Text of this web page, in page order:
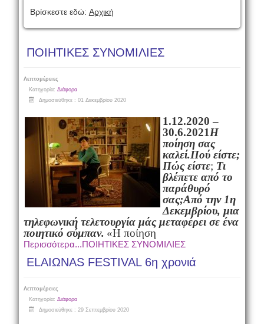
Βρίσκεστε εδώ: Αρχική
ΠΟΙΗΤΙΚΕΣ ΣΥΝΟΜΙΛΙΕΣ
Λεπτομέρειες
Κατηγορία: Διάφορα
Δημοσιεύθηκε : 01 Δεκεμβρίου 2020
1.12.2020 –
30.6.2021Η
ποίηση σας
καλεί.Πού είστε;
Πώς είστε; Τι
βλέπετε από το
παράθυρό
σας;Από την 1η
Δεκεμβρίου, μια
τηλεφωνική τελετουργία μάς μεταφέρει σε ένα
ποιητικό σύμπαν. «Η ποίηση
Περισσότερα...ΠΟΙΗΤΙΚΕΣ ΣΥΝΟΜΙΛΙΕΣ
ELAIΩNAS FESTIVAL 6η χρονιά
Λεπτομέρειες
Κατηγορία: Διάφορα
Δημοσιεύθηκε : 29 Σεπτεμβρίου 2020